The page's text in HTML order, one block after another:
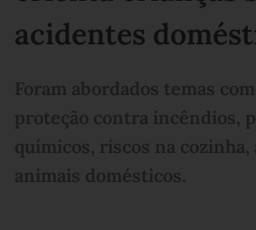
acidentes
Foram abordados temas
proteção contra incêndios,
químicos, riscos na cozinha,
animais domésticos.